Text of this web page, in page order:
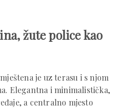
žute police kao
je uz terasu i s njom
Elegantna i minimalistička,
a centralno mjesto